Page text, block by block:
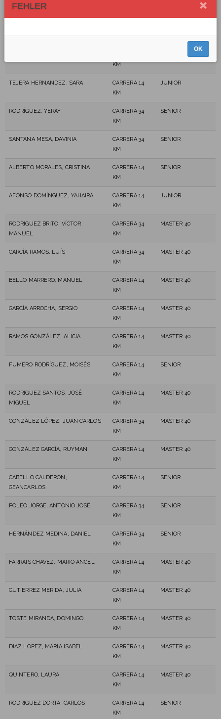
KM
KM
MASTER 40
TEJERA HERNANDEZ, SARA
CARRERA 14
KM
JUNIOR
RODRÍGUEZ, YERAY
CARRERA 34
KM
SENIOR
SANTANA MESA, DAVINIA
CARRERA 34
KM
SENIOR
ALBERTO MORALES, CRISTINA
CARRERA 14
KM
SENIOR
AFONSO DOMÍNGUEZ, YAHAIRA
CARRERA 14
KM
JUNIOR
RODRIGUEZ BRITO, VÍCTOR
MANUEL
CARRERA 34
KM
MASTER 40
GARCÍA RAMOS, LUÍS
CARRERA 34
KM
MASTER 40
BELLO MARRERO, MANUEL
CARRERA 14
KM
MASTER 40
GARCÍA ARROCHA, SERGIO
CARRERA 14
KM
MASTER 40
RAMOS GONZÁLEZ, ALICIA
CARRERA 14
KM
MASTER 40
FUMERO RODRÍGUEZ, MOISÉS
CARRERA 14
KM
SENIOR
RODRIGUEZ SANTOS, JOSÉ
MIGUEL
CARRERA 14
KM
MASTER 40
GONZÁLEZ LÓPEZ, JUAN CARLOS
CARRERA 34
KM
MASTER 40
GONZÁLEZ GARCÍA, RUYMAN
CARRERA 14
KM
MASTER 40
CABELLO CALDERON,
GEANCARLOS
CARRERA 14
KM
SENIOR
POLEO JORGE, ANTONIO JOSÉ
CARRERA 34
KM
SENIOR
HERNÁNDEZ MEDINA, DANIEL
CARRERA 34
KM
SENIOR
FARRAIS CHAVEZ, MARIO ANGEL
CARRERA 14
KM
MASTER 40
GUTIERREZ MERIDA, JULIA
CARRERA 14
KM
MASTER 40
TOSTE MIRANDA, DOMINGO
CARRERA 14
KM
MASTER 40
DIAZ LOPEZ, MARIA ISABEL
CARRERA 14
KM
MASTER 40
QUINTERO, LAURA
CARRERA 14
KM
MASTER 40
RODRIGUEZ DORTA, CARLOS
CARRERA 14
KM
SENIOR
FEHLER
OK